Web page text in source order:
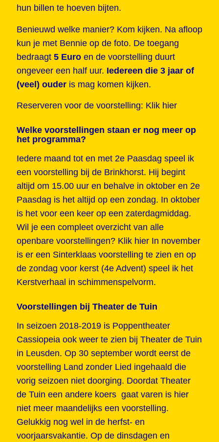
hun billen te hoeven bijten.
Benieuwd welke manier? Kom kijken. Na afloop
kun je met Bennie op de foto. De toegang
bedraagt 5 Euroen de voorstelling duurt
ongeveer een half uur. Iedereen die 3 jaar of
(veel) ouderis mag komen kijken.
Reserveren voor de voorstelling: Klik hier
Welke voorstellingen staan er nog meer op
het programma?
Iedere maand tot en met 2e Paasdag speel ik
een voorstelling bij de Brinkhorst. Hij begint
altijd om 15.00 uur en behalve in oktober en 2e
Paasdag is het altijd op een zondag. In oktober
is het voor een keer op een zaterdagmiddag.
Wil je een compleet overzicht van alle
openbare voorstellingen? Klik hierIn november
is er een Sinterklaas voorstelling te zien en op
de zondag voor kerst (4e Advent) speel ik het
Kerstverhaal in schimmenspelvorm.
Voorstellingen bij Theater de Tuin
In seizoen 2018-2019 is Poppentheater
Cassiopeia ook weer te zien bij Theater de Tuin
in Leusden. Op 30 september wordt eerst de
voorstelling Land zonder Lied ingehaald die
vorig seizoen niet doorging. Doordat Theater
de Tuin een andere koers gaat varen is hier
niet meer maandelijks een voorstelling.
Gelukkig nog wel in de herfst- en
voorjaarsvakantie. Op de dinsdagen en